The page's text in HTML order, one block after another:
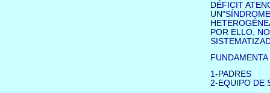
DÉFICIT
POR ELLO,
1-PADRES
2-EQUIPO DE